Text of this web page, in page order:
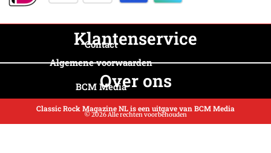
Klantenservice
Contact
Algemene voorwaarden
Over ons
BCM Media
Classic Rock Magazine NL is een uitgave van BCM Media
© 2026 Alle rechten voorbehouden